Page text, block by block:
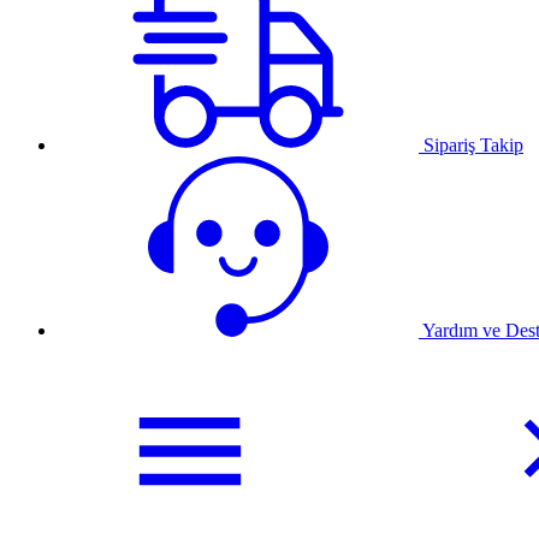
Sipariş Takip
Yardım ve